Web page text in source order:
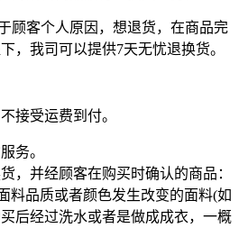
顾客个人原因，想退货，在商品完
，我司可以提供7天无忧退换货。
接受运费到付。
务。
，并经顾客在购买时确认的商品：
料品质或者颜色发生改变的面料(如
后经过洗水或者是做成成衣，一概